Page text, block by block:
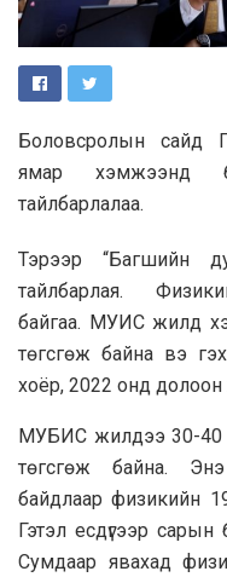
Боловсролын сайд
ямар хэмжээнд
тайлбарлалаа.
Тэрээр “Багшийн
тайлбарлая.
байгаа. МУИС жилд
төгсгөж байна вэ
хоёр, 2022 онд долоон
МУБИС жилдээ 30-40
төгсгөж байна. Энэ
байдлаар физикийн
Гэтэл есдүгээр
Сумдаар явахад